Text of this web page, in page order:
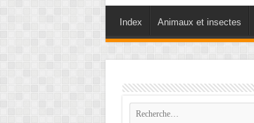
Index Animaux et insectes